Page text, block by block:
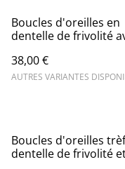
Boucles d'oreilles en
dentelle de frivolité
38,00 €
AUTRES VARIANTES
Boucles d'oreilles
dentelle de frivolité